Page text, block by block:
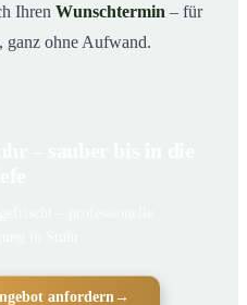
Ihren Wunschtermin – für
ganz ohne Aufwand.
anfordern →